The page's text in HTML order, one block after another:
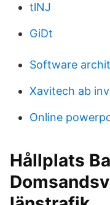
tlNJ
GiDt
Software
Xavitech ab
Online
Hållplats